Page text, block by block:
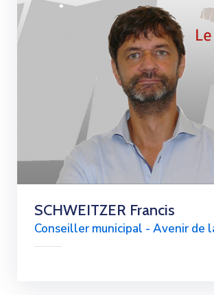
SCHWEITZER Francis
Conseiller municipal - Avenir de